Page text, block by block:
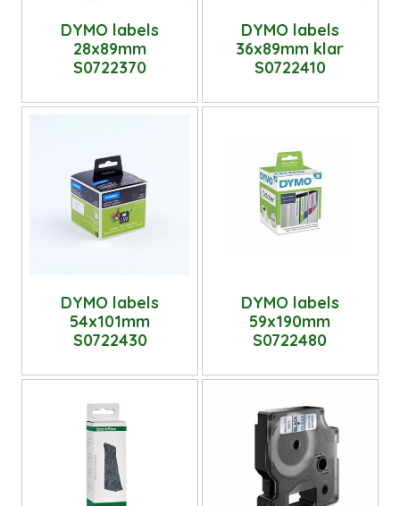
DYMO labels
28x89mm
S0722370
DYMO labels
36x89mm klar
S0722410
DYMO labels
54x101mm
S0722430
DYMO labels
59x190mm
S0722480